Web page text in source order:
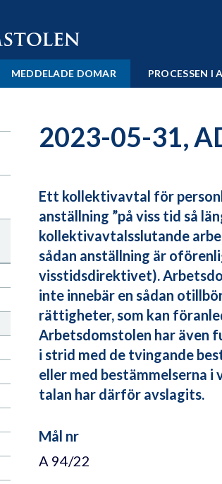
MEDDELADE DOMAR PROCESSEN I
2023-05-31,
Ett kollektivavtal för
anställning ”på viss tid så
kollektivavtalsslutande
sådan anställning är
visstidsdirektivet).
inte innebär en sådan
rättigheter, som kan
Arbetsdomstolen har även
i strid med de tvingande
eller med bestämmelserna
talan har därför avslagits.
Mål nr
A 94/22